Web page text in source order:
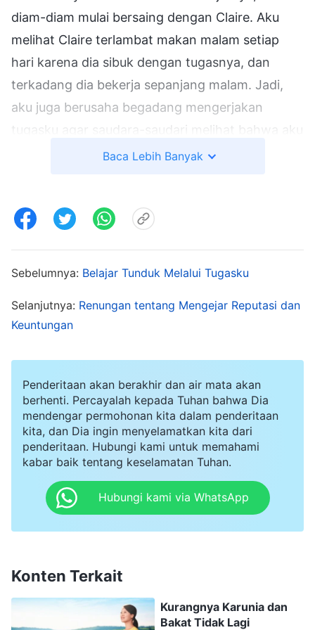
diam-diam mulai bersaing dengan Claire. Aku
melihat Claire terlambat makan malam setiap
hari karena dia sibuk dengan tugasnya, dan
terkadang dia bekerja sepanjang malam. Jadi,
aku juga berusaha begadang mengerjakan
tugasku agar saudara-saudari melihat bahwa aku
juga bertanggung jawab dan tidak lebih buruk
mempertimbangkan semua aspek, Claire adalah
penginjilan, perhatian semua orang pasti secara
berangsur beralih kepadanya. Namun,
melakukan semua pekerjaan sendiri dan butuh
diaken untuk mengerjakan sebagian dari
pekerjaan itu, aku pun berpikir, "Haruskah aku
memilih dia? Jika aku memilih dia, saudara-
saudari pasti akan mengelilingi dia dan aku akan
tersingkir." Namun, aku harus mengakui bahwa
Claire memiliki kualitas yang sangat baik, dan dia
mampu menangani pekerjaan seorang diaken
waktu yang lama, dan akhirnya dengan enggan
memilihnya.
Baca Lebih Banyak
Sebelumnya: Belajar Tunduk Melalui Tugasku
Selanjutnya: Renungan tentang Mengejar Reputasi dan
Keuntungan
Penderitaan akan berakhir dan air mata akan
berhenti. Percayalah kepada Tuhan bahwa Dia
mendengar permohonan kita dalam penderitaan
kita, dan Dia ingin menyelamatkan kita dari
penderitaan. Hubungi kami untuk memahami
kabar baik tentang keselamatan Tuhan.
Hubungi kami via WhatsApp
Konten Terkait
Kurangnya Karunia dan
Bakat Tidak Lagi